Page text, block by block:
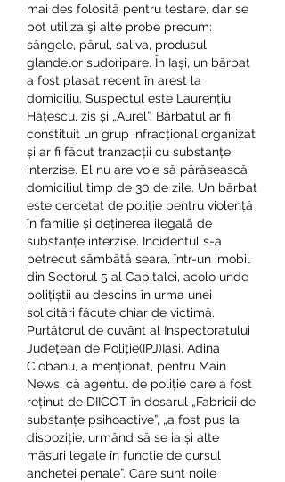
mai des folosită pentru testare, dar se
pot utiliza şi alte probe precum:
sângele, părul, saliva, produsul
glandelor sudoripare. În Iași, un bărbat
a fost plasat recent în arest la
domiciliu. Suspectul este Laurențiu
Hățescu, zis și „Aurel”. Bărbatul ar fi
constituit un grup infracțional organizat
și ar fi făcut tranzacții cu substanțe
interzise. El nu are voie să părăsească
domiciliul timp de 30 de zile. Un bărbat
este cercetat de poliție pentru violență
în familie și deținerea ilegală de
substanțe interzise. Incidentul s-a
petrecut sâmbătă seara, într-un imobil
din Sectorul 5 al Capitalei, acolo unde
polițiștii au descins în urma unei
solicitări făcute chiar de victimă.
Purtătorul de cuvânt al Inspectoratului
Județean de Poliție(IPJ)Iași, Adina
Ciobanu, a menționat, pentru Main
News, că agentul de poliție care a fost
reținut de DIICOT în dosarul „Fabricii de
substanțe psihoactive”, „a fost pus la
dispoziție, urmând să se ia și alte
măsuri legale în funcție de cursul
anchetei penale”. Care sunt noile